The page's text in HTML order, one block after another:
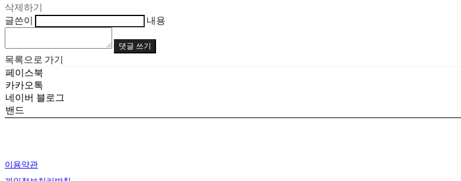
삭제하기
글쓴이
내용
댓글 쓰기
목록으로 가기
페이스북
카카오톡
네이버 블로그
밴드
이용약관